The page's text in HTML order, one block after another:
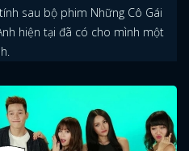
sau bộ phim Những Cô Gái
hiện tại đã có cho mình một